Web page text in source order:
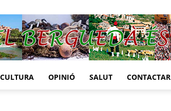
CULTURA OPINIÓ SALUT CONTACTAR